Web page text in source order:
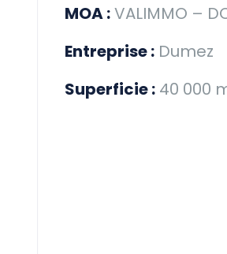
MOA :VALIMMO –
Entreprise : Dumez
Superficie : 40 000